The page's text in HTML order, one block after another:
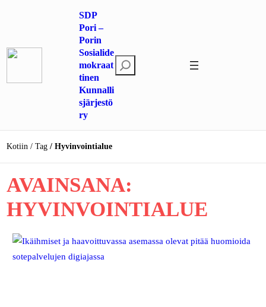
SDP
Pori –
Porin
Sosialide
mokraat
tinen
Kunnalli
sjärjestö
ry
t
s
Kotiin Tag Hyvinvointialue
AVAINSANA:
HYVINVOINTIALUE